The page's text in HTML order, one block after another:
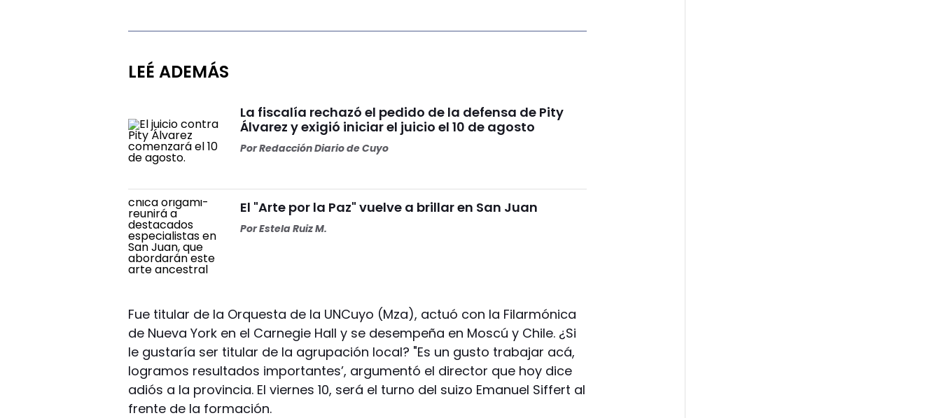
LEÉ ADEMÁS
La fiscalía rechazó el pedido de la defensa de Pity
Álvarez y exigió iniciar el juicio el 10 de agosto
PorRedacción Diario de Cuyo
El "Arte por la Paz" vuelve a brillar en San Juan
PorEstela Ruiz M.
Fue titular de la Orquesta de la UNCuyo (Mza), actuó con la Filarmónica
de Nueva York en el Carnegie Hall y se desempeña en Moscú y Chile. ¿Si
le gustaría ser titular de la agrupación local? "Es un gusto trabajar acá,
logramos resultados importantes’, argumentó el director que hoy dice
adiós a la provincia. El viernes 10, será el turno del suizo Emanuel Siffert al
frente de la formación.